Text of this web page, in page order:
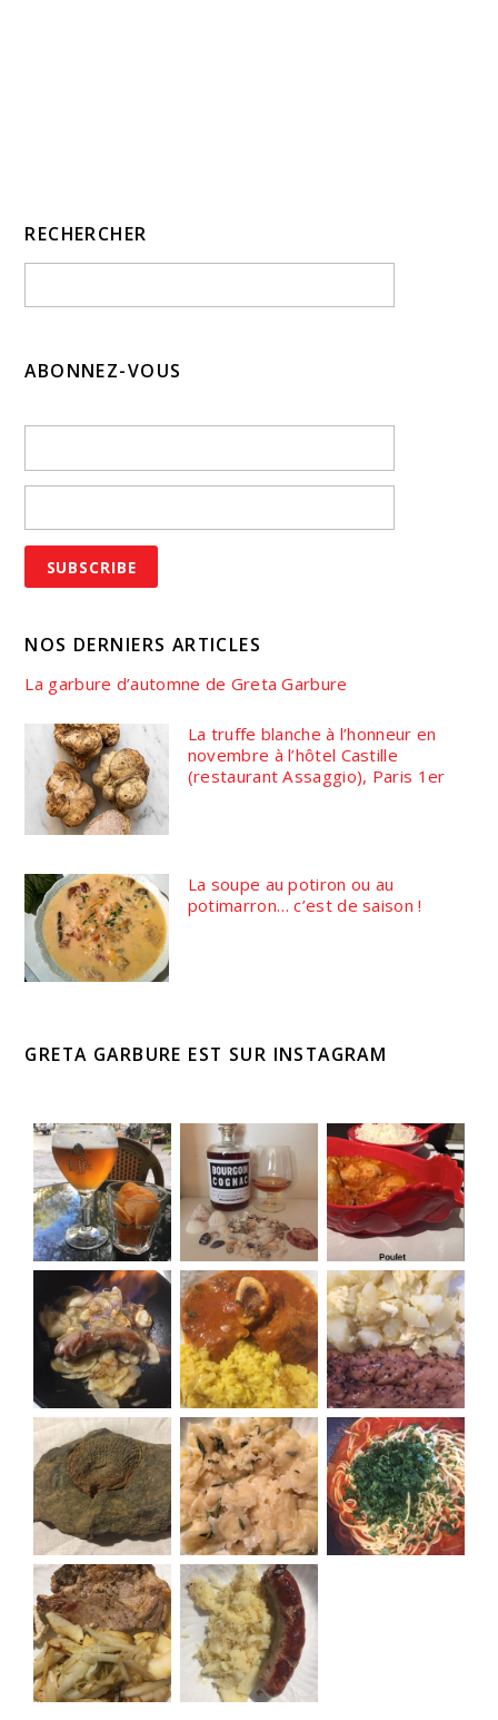
RECHERCHER
ABONNEZ-VOUS
NOS DERNIERS ARTICLES
La garbure d’automne de Greta Garbure
La truffe blanche à l’honneur en
novembre à l’hôtel Castille
(restaurant Assaggio), Paris 1er
La soupe au potiron ou au
potimarron… c’est de saison !
GRETA GARBURE EST SUR INSTAGRAM